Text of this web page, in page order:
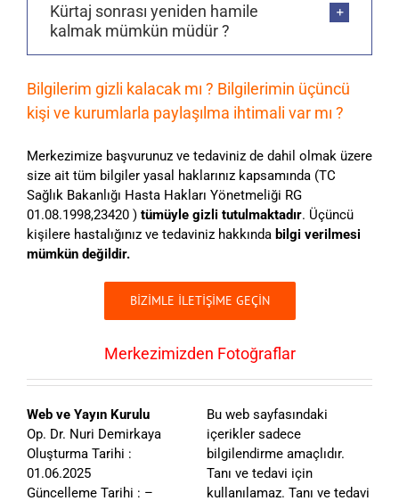
Kürtaj sonrası yeniden hamile
kalmak mümkün müdür ?
Bilgilerim gizli kalacak mı ? Bilgilerimin üçüncü
kişi ve kurumlarla paylaşılma ihtimali var mı ?
Merkezimize başvurunuz ve tedaviniz de dahil olmak üzere
size ait tüm bilgiler yasal haklarınız kapsamında (TC
Sağlık Bakanlığı Hasta Hakları Yönetmeliği RG
01.08.1998,23420 ) tümüyle gizli tutulmaktadır. Üçüncü
kişilere hastalığınız ve tedaviniz hakkında bilgi verilmesi
mümkün değildir.
BİZİMLE İLETİŞİME GEÇİN
Merkezimizden Fotoğraflar
Web ve Yayın Kurulu
Op. Dr. Nuri Demirkaya
Oluşturma Tarihi :
01.06.2025
Güncelleme Tarihi : –
Bu web sayfasındaki
içerikler sadece
bilgilendirme amaçlıdır.
Tanı ve tedavi için
kullanılamaz. Tanı ve tedavi